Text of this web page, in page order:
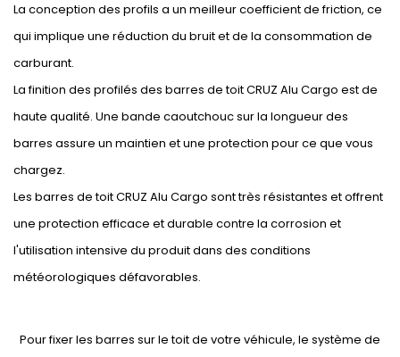
La conception des profils a un meilleur coefficient de friction, ce
qui implique une réduction du bruit et de la consommation de
carburant.
La finition des profilés des barres de toit CRUZ Alu Cargo est de
haute qualité. Une bande caoutchouc sur la longueur des
barres assure un maintien et une protection pour ce que vous
chargez.
Les barres de toit CRUZ Alu Cargo sont très résistantes et offrent
une protection efficace et durable contre la corrosion et
l'utilisation intensive du produit dans des conditions
météorologiques défavorables.
Pour fixer les barres sur le toit de votre véhicule, le système de